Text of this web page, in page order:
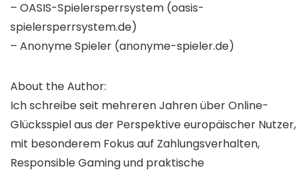
– OASIS-Spielersperrsystem (oasis-
spielersperrsystem.de)
– Anonyme Spieler (anonyme-spieler.de)
About the Author:
Ich schreibe seit mehreren Jahren über Online-
Glücksspiel aus der Perspektive europäischer Nutzer,
mit besonderem Fokus auf Zahlungsverhalten,
Responsible Gaming und praktische